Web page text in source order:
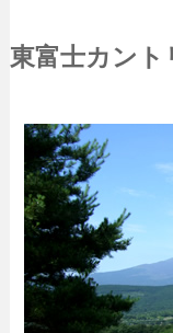
東富士カン